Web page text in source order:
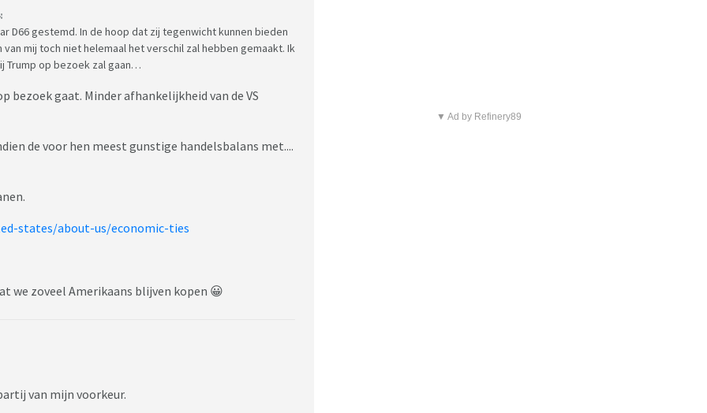
D66 gestemd. In de hoop dat zij tegenwicht kunnen bieden
mij toch niet helemaal het verschil zal hebben gemaakt. Ik
Trump op bezoek zal gaan…
bezoek gaat. Minder afhankelijkheid van de VS
de voor hen meest gunstige handelsbalans met....
states/about-us/economic-ties
we zoveel Amerikaans blijven kopen 😀
van mijn voorkeur.
▼ Ad by Refinery89